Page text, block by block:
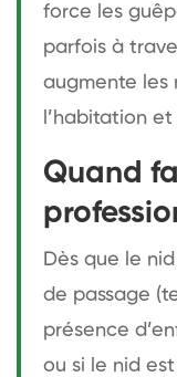
force les
parfois à
augmente les
l’habitation
Quand
Dès que le
de passage
présence
ou si le nid